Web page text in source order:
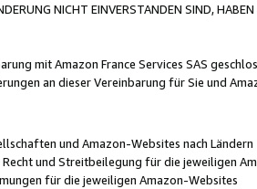
NICHT EINVERSTANDEN SIND,
mit Amazon France Services SAS
an dieser Vereinbarung für Sie und
und Amazon-Websites nach Ländern
Recht und Streitbeilegung für die jeweiligen
für die jeweiligen Amazon-Websites